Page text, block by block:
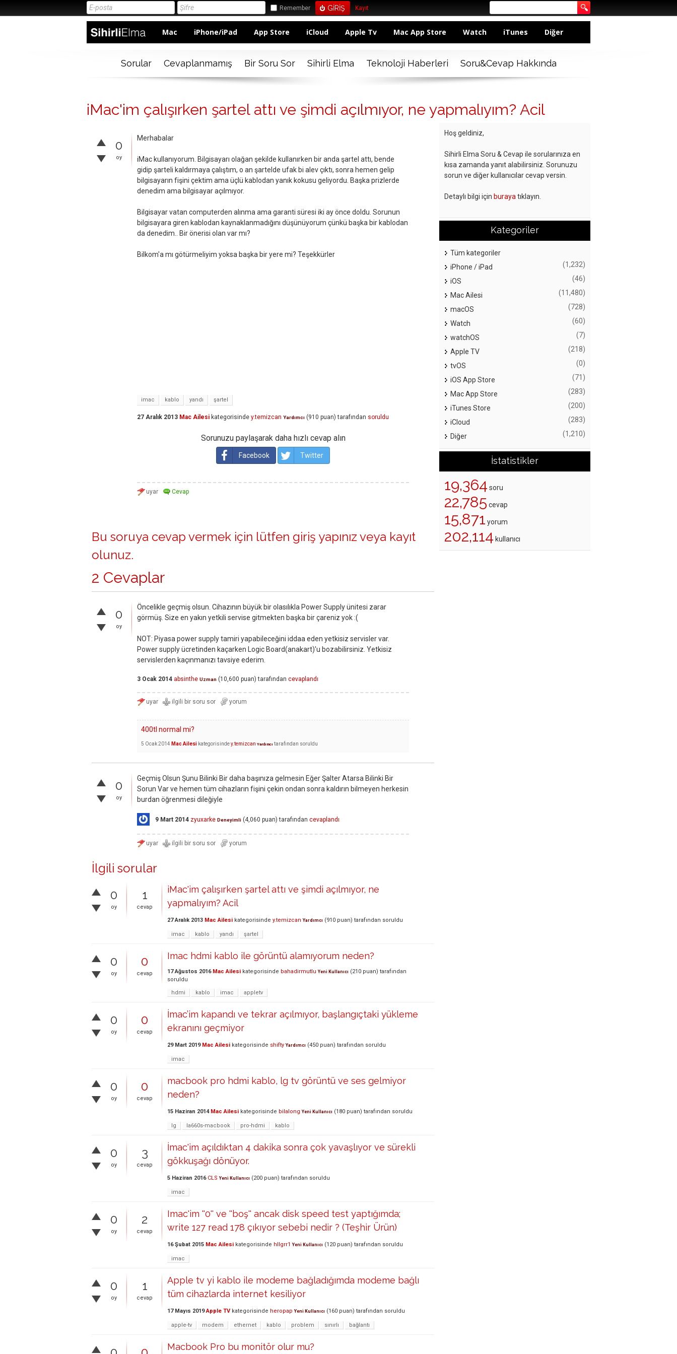
Remember Kayıt
Mac iPhone/iPad App Store iCloud Apple Tv Mac App Store Watch iTunes Diğer
Sorular Cevaplanmamış Bir Soru Sor Sihirli Elma Teknoloji Haberleri Soru&Cevap Hakkında
iMac'im çalışırken şartel attı ve şimdi açılmıyor, ne yapmalıyım? Acil
0
oy
Merhabalar
iMac kullanıyorum. Bilgisayarı olağan şekilde kullanırken bir anda şartel attı, bende
gidip şarteli kaldırmaya çalıştım, o an şartelde ufak bi alev çıktı, sonra hemen gelip
bilgisayarın fişini çektim ama üçlü kablodan yanık kokusu geliyordu. Başka prizlerde
denedim ama bilgisayar açılmıyor.
Bilgisayar vatan computerden alınma ama garanti süresi iki ay önce doldu. Sorunun
bilgisayara giren kablodan kaynaklanmadığını düşünüyorum çünkü başka bir kablodan
da denedim.. Bir önerisi olan var mı?
Bilkom'a mı götürmeliyim yoksa başka bir yere mi? Teşekkürler
imac kablo yandı şartel
27 Aralık 2013 Mac Ailesi kategorisinde y.temizcan Yardımcı (910 puan) tarafından soruldu
Sorunuzu paylaşarak daha hızlı cevap alın
Facebook Twitter
Bu soruya cevap vermek için lütfen giriş yapınız veya kayıt
olunuz.
2 Cevaplar
0
oy
Öncelikle geçmiş olsun. Cihazının büyük bir olasılıkla Power Supply ünitesi zarar
görmüş. Size en yakın yetkili servise gitmekten başka bir çareniz yok :(
NOT: Piyasa power supply tamiri yapabileceğini iddaa eden yetkisiz servisler var.
Power supply ücretinden kaçarken Logic Board(anakart)'u bozabilirsiniz. Yetkisiz
servislerden kaçınmanızı tavsiye ederim.
3 Ocak 2014 absinthe Uzman (10,600 puan) tarafından cevaplandı
400tl normal mi?
5 Ocak 2014 Mac Ailesi kategorisindey.temizcan Yardımcı tarafından soruldu
0
oy
Geçmiş Olsun Şunu Bilinki Bir daha başınıza gelmesin Eğer Şalter Atarsa Bilinki Bir
Sorun Var ve hemen tüm cihazların fişini çekin ondan sonra kaldırın bilmeyen herkesin
burdan öğrenmesi dileğiyle
9 Mart 2014 zyuxarke Deneyimli (4,060 puan) tarafından cevaplandı
İlgili sorular
0
oy
1
cevap
iMac'im çalışırken şartel attı ve şimdi açılmıyor, ne
yapmalıyım? Acil
27 Aralık 2013 Mac Ailesi kategorisinde y.temizcan Yardımcı (910 puan) tarafından soruldu
imac kablo yandı şartel
0
oy
0
cevap
Imac hdmi kablo ile görüntü alamıyorum neden?
17 Ağustos 2016 Mac Ailesi kategorisinde bahadirmutlu Yeni Kullanıcı (210 puan) tarafından
soruldu
hdmi
kablo imac appletv
0
oy
0
cevap
İmac’im kapandı ve tekrar açılmıyor, başlangıçtaki yükleme
ekranını geçmiyor
29 Mart 2019 Mac Ailesi kategorisinde shifty Yardımcı (450 puan) tarafından soruldu
imac
0
oy
0
cevap
macbook pro hdmi kablo, lg tv görüntü ve ses gelmiyor
neden?
15 Haziran 2014 Mac Ailesi kategorisinde bilalong Yeni Kullanıcı (180 puan) tarafından soruldu
lg la660s-macbook pro-hdmi kablo
0
oy
3
cevap
İmac'im açıldıktan 4 dakika sonra çok yavaşlıyor ve sürekli
gökkuşağı dönüyor.
5 Haziran 2016 CLS Yeni Kullanıcı (200 puan) tarafından soruldu
imac
0
oy
2
cevap
Imac'im ''0'' ve ''boş'' ancak disk speed test yaptığımda;
write 127 read 178 çıkıyor sebebi nedir ? (Teşhir Ürün)
16 Şubat 2015 Mac Ailesi kategorisinde hllgrr1 Yeni Kullanıcı (120 puan) tarafından soruldu
imac
0
oy
1
cevap
Apple tv yi kablo ile modeme bağladığımda modeme bağlı
tüm cihazlarda internet kesiliyor
17 Mayıs 2019 Apple TV kategorisinde heropap Yeni Kullanıcı (160 puan) tarafından soruldu
apple-tv modem ethernet kablo problem sınırlı bağlantı
Macbook Pro bu monitör olur mu?
Hoş geldiniz,
Sihirli Elma Soru & Cevap ile sorularınıza en
kısa zamanda yanıt alabilirsiniz. Sorunuzu
sorun ve diğer kullanıcılar cevap versin.
Detaylı bilgi için buraya tıklayın.
Kategoriler
Tüm kategoriler
iPhone / iPad
(1,232)
iOS (46)
Mac Ailesi (11,480)
macOS (728)
Watch (60)
watchOS (7)
Apple TV (218)
tvOS (0)
iOS App Store (71)
Mac App Store (283)
iTunes Store (200)
iCloud (283)
Diğer (1,210)
İstatistikler
19,364 soru
22,785 cevap
15,871 yorum
202,114 kullanıcı